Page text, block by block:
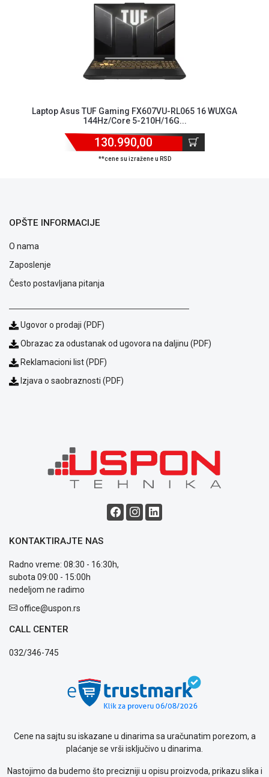
Način
plaćanja
Podrška
Opšti
poslovanja
Saobraznost
reklamacije
Kontakt
KREDIT
Laptop Asus TUF Gaming FX607VU-RL065 16 WUXGA
144Hz/Core 5-210H/16G...
130.990,00
**cene su izražene u RSD
OPŠTE INFORMACIJE
O nama
Zaposlenje
Često postavljana pitanja
Ugovor o prodaji (PDF)
Obrazac za odustanak od ugovora na daljinu (PDF)
Reklamacioni list (PDF)
Izjava o saobraznosti (PDF)
KONTAKTIRAJTE NAS
Radno vreme: 08:30 - 16:30h,
subota 09:00 - 15:00h
nedeljom ne radimo
office@uspon.rs
CALL CENTER
032/346-745
Cene na sajtu su iskazane u dinarima sa uračunatim porezom, a
plaćanje se vrši isključivo u dinarima.
Nastojimo da budemo što precizniji u opisu proizvoda, prikazu slika i